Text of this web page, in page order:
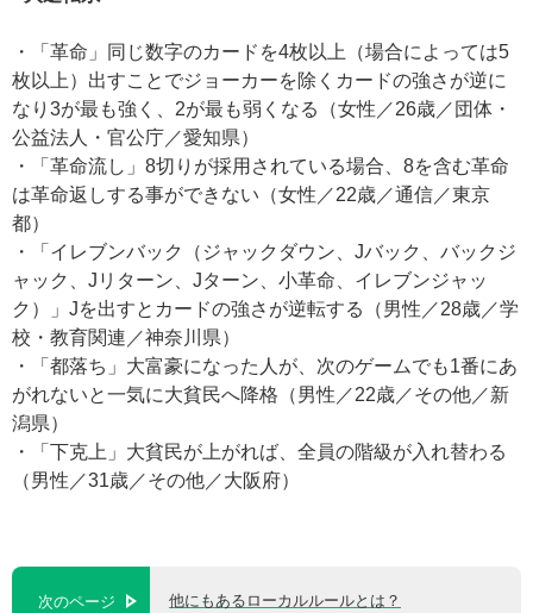
・「革命」同じ数字のカードを4枚以上（場合によっては5
枚以上）出すことでジョーカーを除くカードの強さが逆に
なり3が最も強く、2が最も弱くなる（女性／26歳／団体・
公益法人・官公庁／愛知県）
・「革命流し」8切りが採用されている場合、8を含む革命
は革命返しする事ができない（女性／22歳／通信／東京
都）
・「イレブンバック（ジャックダウン、Jバック、バックジ
ャック、Jリターン、Jターン、小革命、イレブンジャッ
ク）」Jを出すとカードの強さが逆転する（男性／28歳／学
校・教育関連／神奈川県）
・「都落ち」大富豪になった人が、次のゲームでも1番にあ
がれないと一気に大貧民へ降格（男性／22歳／その他／新
潟県）
・「下克上」大貧民が上がれば、全員の階級が入れ替わる
（男性／31歳／その他／大阪府）
次のページ 他にもあるローカルルールとは？